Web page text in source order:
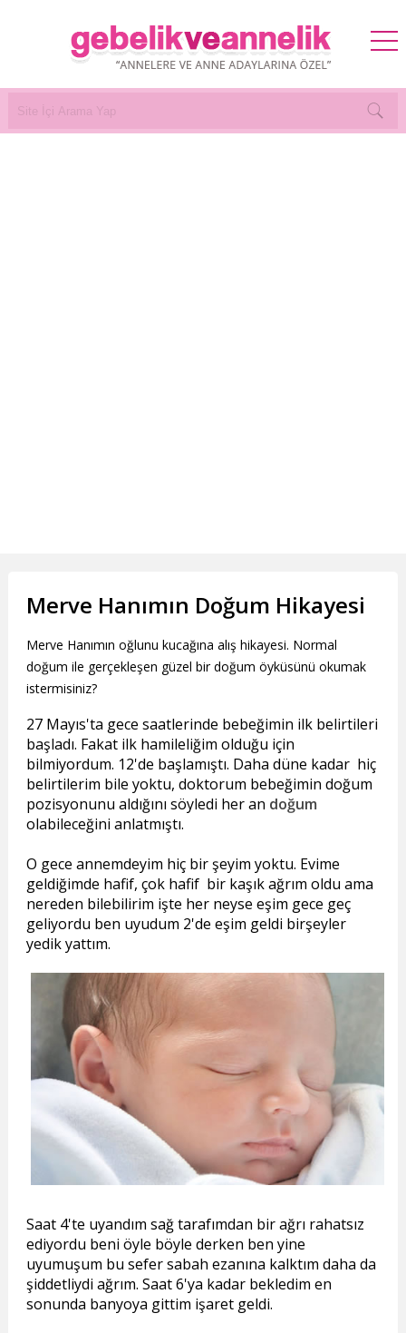
Merve Hanımın Doğum Hikayesi
Merve Hanımın oğlunu kucağına alış hikayesi. Normal
doğum ile gerçekleşen güzel bir doğum öyküsünü okumak
istermisiniz?
27 Mayıs'ta gece saatlerinde bebeğimin ilk belirtileri
başladı. Fakat ilk hamileliğim olduğu için
bilmiyordum. 12'de başlamıştı. Daha düne kadar hiç
belirtilerim bile yoktu, doktorum bebeğimin doğum
pozisyonunu aldığını söyledi her an doğum
olabileceğini anlatmıştı.
O gece annemdeyim hiç bir şeyim yoktu. Evime
geldiğimde hafif, çok hafif bir kaşık ağrım oldu ama
nereden bilebilirim işte her neyse eşim gece geç
geliyordu ben uyudum 2'de eşim geldi birşeyler
yedik yattım.
Saat 4'te uyandım sağ tarafımdan bir ağrı rahatsız
ediyordu beni öyle böyle derken ben yine
uyumuşum bu sefer sabah ezanına kalktım daha da
şiddetliydi ağrım. Saat 6'ya kadar bekledim en
sonunda banyoya gittim işaret geldi.